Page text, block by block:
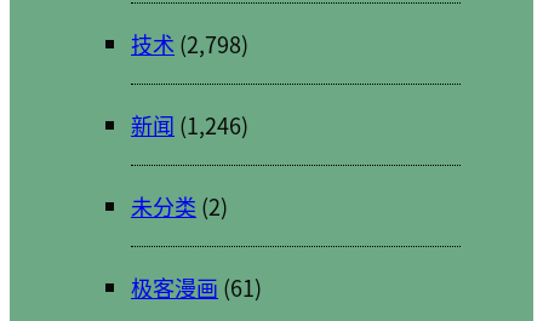
技术 (2,798)
新闻 (1,246)
未分类 (2)
极客漫画 (61)